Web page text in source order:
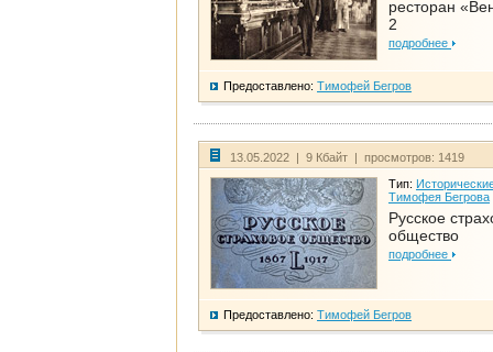
ресторан
2
подробнее
Предоставлено: Тимофей Бегров
13.05.2022 | 9 Кбайт | просмотров: 1419
Тип:
Тимофея Бегрова
Русское
общество
подробнее
Предоставлено: Тимофей Бегров